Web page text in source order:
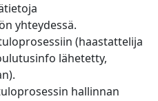
yhteydessä.
(haastattelija
lähetetty,
hallinnan